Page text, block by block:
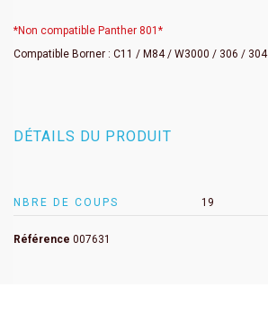
*Non compatible Panther 801*
Compatible Borner : C11 / M84 / W3000 / 306 / 304
DÉTAILS DU PRODUIT
NBRE DE COUPS 19
Référence 007631